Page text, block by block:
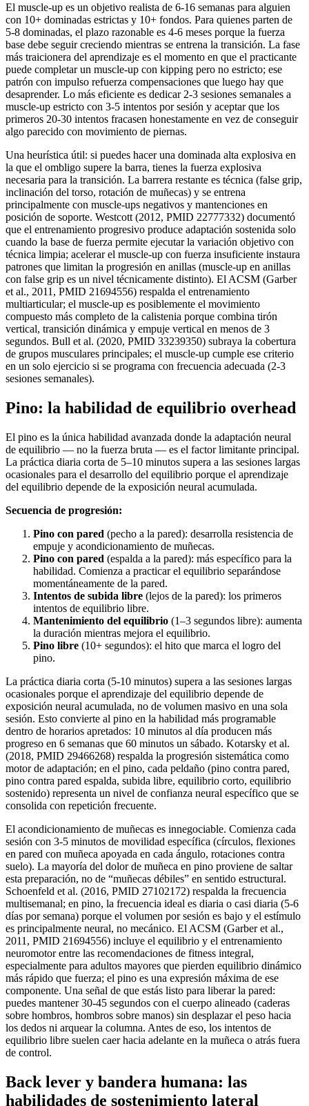
El muscle-up es un objetivo realista de 6-16 semanas para alguien
con 10+ dominadas estrictas y 10+ fondos. Para quienes parten de
5-8 dominadas, el plazo razonable es 4-6 meses porque la fuerza
base debe seguir creciendo mientras se entrena la transición. La fase
más traicionera del aprendizaje es el momento en que el practicante
puede completar un muscle-up con kipping pero no estricto; ese
patrón con impulso refuerza compensaciones que luego hay que
desaprender. Lo más eficiente es dedicar 2-3 sesiones semanales a
muscle-up estricto con 3-5 intentos por sesión y aceptar que los
primeros 20-30 intentos fracasen honestamente en vez de conseguir
algo parecido con movimiento de piernas.
Una heurística útil: si puedes hacer una dominada alta explosiva en
la que el ombligo supere la barra, tienes la fuerza explosiva
necesaria para la transición. La barrera restante es técnica (false grip,
inclinación del torso, rotación de muñecas) y se entrena
principalmente con muscle-ups negativos y mantenciones en
posición de soporte. Westcott (2012, PMID 22777332) documentó
que el entrenamiento progresivo produce adaptación sostenida solo
cuando la base de fuerza permite ejecutar la variación objetivo con
técnica limpia; acelerar el muscle-up con fuerza insuficiente instaura
patrones que limitan la progresión en anillas (muscle-up en anillas
con false grip es un nivel técnicamente distinto). El ACSM (Garber
et al., 2011, PMID 21694556) respalda el entrenamiento
multiarticular; el muscle-up es posiblemente el movimiento
compuesto más completo de la calistenia porque combina tirón
vertical, transición dinámica y empuje vertical en menos de 3
segundos. Bull et al. (2020, PMID 33239350) subraya la cobertura
de grupos musculares principales; el muscle-up cumple ese criterio
en un solo ejercicio si se programa con frecuencia adecuada (2-3
sesiones semanales).
Pino: la habilidad de equilibrio overhead
El pino es la única habilidad avanzada donde la adaptación neural
de equilibrio — no la fuerza bruta — es el factor limitante principal.
La práctica diaria corta de 5–10 minutos supera a las sesiones largas
ocasionales para el desarrollo del equilibrio porque el aprendizaje
del equilibrio depende de la exposición neural acumulada.
Secuencia de progresión:
Pino con pared (pecho a la pared): desarrolla resistencia de
empuje y acondicionamiento de muñecas.
Pino con pared (espalda a la pared): más específico para la
habilidad. Comienza a practicar el equilibrio separándose
momentáneamente de la pared.
Intentos de subida libre (lejos de la pared): los primeros
intentos de equilibrio libre.
Mantenimiento del equilibrio (1–3 segundos libre): aumenta
la duración mientras mejora el equilibrio.
Pino libre (10+ segundos): el hito que marca el logro del
pino.
La práctica diaria corta (5-10 minutos) supera a las sesiones largas
ocasionales porque el aprendizaje del equilibrio depende de
exposición neural acumulada, no de volumen masivo en una sola
sesión. Esto convierte al pino en la habilidad más programable
dentro de horarios apretados: 10 minutos al día producen más
progreso en 6 semanas que 60 minutos un sábado. Kotarsky et al.
(2018, PMID 29466268) respalda la progresión sistemática como
motor de adaptación; en el pino, cada peldaño (pino contra pared,
pino contra pared espalda, subida libre, equilibrio corto, equilibrio
sostenido) representa un nivel de confianza neural específico que se
consolida con repetición frecuente.
El acondicionamiento de muñecas es innegociable. Comienza cada
sesión con 3-5 minutos de movilidad específica (círculos, flexiones
en pared con muñeca apoyada en cada ángulo, rotaciones contra
suelo). La mayoría del dolor de muñeca en pino proviene de saltar
esta preparación, no de “muñecas débiles” en sentido estructural.
Schoenfeld et al. (2016, PMID 27102172) respalda la frecuencia
multisemanal; en pino, la frecuencia ideal es diaria o casi diaria (5-6
días por semana) porque el volumen por sesión es bajo y el estímulo
es principalmente neural, no mecánico. El ACSM (Garber et al.,
2011, PMID 21694556) incluye el equilibrio y el entrenamiento
neuromotor entre las recomendaciones de fitness integral,
especialmente para adultos mayores que pierden equilibrio dinámico
más rápido que fuerza; el pino es una expresión máxima de ese
componente. Una señal de que estás listo para liberar la pared:
puedes mantener 30-45 segundos con el cuerpo alineado (caderas
sobre hombros, hombros sobre manos) sin desplazar el peso hacia
los dedos ni arquear la columna. Antes de eso, los intentos de
equilibrio libre suelen caer hacia adelante en la muñeca o atrás fuera
de control.
Back lever y bandera humana: las
habilidades de sostenimiento lateral